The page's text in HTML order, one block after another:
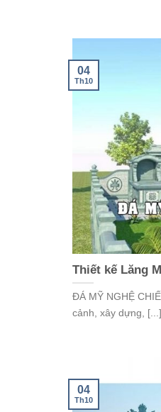
Thiết kế Lăng
ĐÁ MỸ NGHỆ
cảnh, xây dựng, [...]
04
Th10
04
Th10